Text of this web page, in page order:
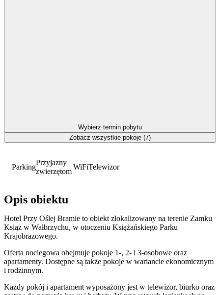
Parking
Przyjazny
zwierzętom
WiFiTelewizor
Opis obiektu
Hotel Przy Oślej Bramie to obiekt zlokalizowany na terenie Zamku
Książ w Wałbrzychu, w otoczeniu Książańskiego Parku
Krajobrazowego.
Oferta noclegowa obejmuje pokoje 1-, 2- i 3-osobowe oraz
apartamenty. Dostępne są także pokoje w wariancie ekonomicznym
i rodzinnym.
Każdy pokój i apartament wyposażony jest w telewizor, biurko oraz
Wybierz termin pobytu
Zobacz wszystkie pokoje (7)